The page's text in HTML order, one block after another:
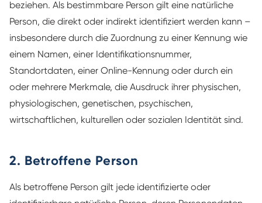
beziehen. Als bestimmbare Person gilt eine natürliche
Person, die direkt oder indirekt identifiziert werden kann –
insbesondere durch die Zuordnung zu einer Kennung wie
einem Namen, einer Identifikationsnummer,
Standortdaten, einer Online-Kennung oder durch ein
oder mehrere Merkmale, die Ausdruck ihrer physischen,
physiologischen, genetischen, psychischen,
wirtschaftlichen, kulturellen oder sozialen Identität sind.
2. Betroffene Person
Als betroffene Person gilt jede identifizierte oder